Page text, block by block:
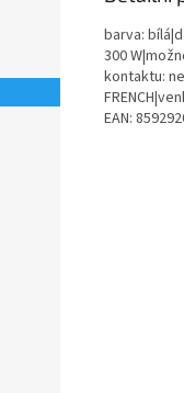
barva:
300
kontaktu:
EAN: